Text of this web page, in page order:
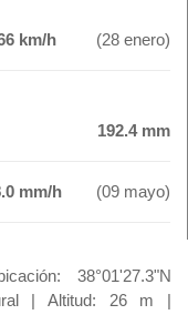
km/h (28 enero)
192.4 mm
mm/h (09 mayo)
38°01'27.3"N
| Altitud: 26 m |